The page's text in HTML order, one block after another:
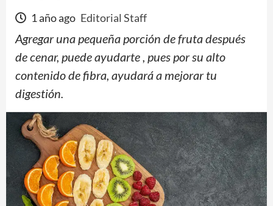
1 año ago Editorial Staff
Agregar una pequeña porción de fruta después
de cenar, puede ayudarte , pues por su alto
contenido de fibra, ayudará a mejorar tu
digestión.